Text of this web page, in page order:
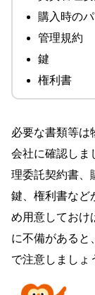
購入時の
管理規約
鍵
権利書
必要な書類等は
会社に確認しま
理委託契約書、
鍵、権利書など
め用意しておけ
に不備があると
で注意しましょ